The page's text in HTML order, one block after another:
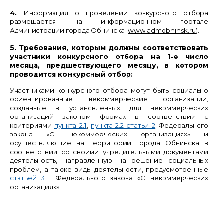
4. Информация о проведении конкурсного отбора
размещается на информационном портале
Администрации города Обнинска (www.admobninsk.ru).
5. Требования, которым должны соответствовать
участники конкурсного отбора на 1-е число
месяца, предшествующего месяцу, в котором
проводится конкурсный отбор:
Участниками конкурсного отбора могут быть социально
ориентированные некоммерческие организации,
созданные в установленных для некоммерческих
организаций законом формах в соответствии с
критериями пункта 2.1 пункта 2.2 статьи 2 Федерального
закона «О некоммерческих организациях» и
осуществляющие на территории города Обнинска в
соответствии со своими учредительными документами
деятельность, направленную на решение социальных
проблем, а также виды деятельности, предусмотренные
статьей 31.1
Федерального закона «О некоммерческих
организациях».